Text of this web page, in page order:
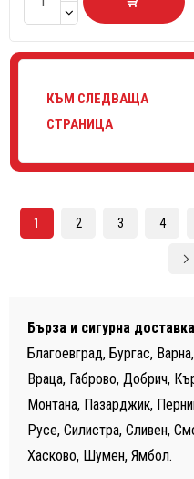
Бърза и сигурна
Благоевград, Бургас,
Враца, Габрово, Добрич,
Монтана, Пазарджик,
Русе, Силистра, Сливен,
Хасково, Шумен, Ямбол.
КЪМ СЛЕДВАЩА
СТРАНИЦА
1 2 3 4